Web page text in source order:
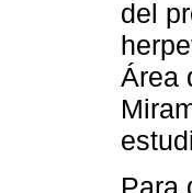
del
Área